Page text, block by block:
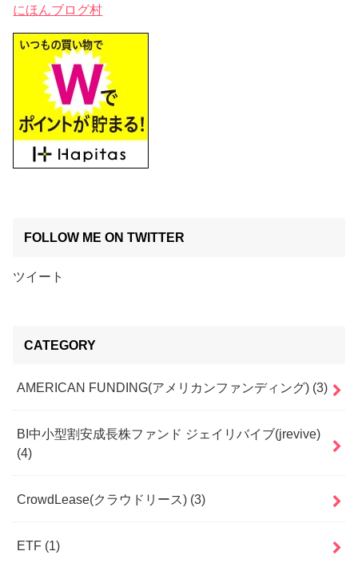
にほんブログ村
FOLLOW ME ON TWITTER
ツイート
CATEGORY
AMERICAN FUNDING(アメリカンファンディング) (3)
BI中小型割安成長株ファンド ジェイリバイブ(jrevive)
(4)
CrowdLease(クラウドリース) (3)
ETF (1)